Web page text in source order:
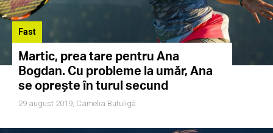
Fast
Martic, prea tare pentru Ana
Bogdan. Cu probleme la umăr, Ana
se oprește în turul secund
29 august 2019, Camelia Butuligă